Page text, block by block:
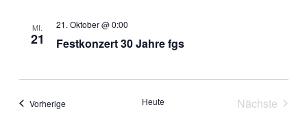
MI.
21 Festkonzert 30 Jahre fgs
21. Oktober @ 0:00
VorherigeVeranstaltungen Heute
Nächste